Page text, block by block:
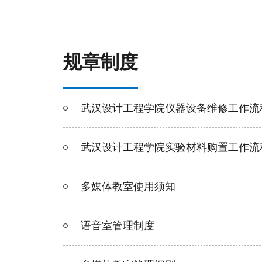
规章制度
武汉设计工程学院仪器设备维修工作流
武汉设计工程学院实验材料购置工作流
多媒体教室使用须知
语音室管理制度